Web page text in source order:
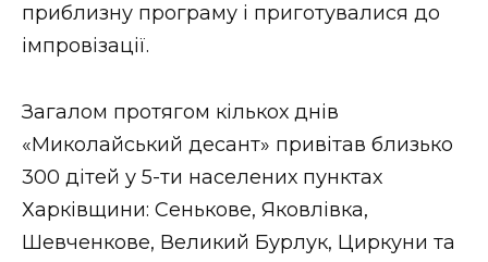
приблизну програму і приготувалися до
імпровізації.
Загалом протягом кількох днів
«Миколайський десант» привітав близько
300 дітей у 5-ти населених пунктах
Харківщини: Сенькове, Яковлівка,
Шевченкове, Великий Бурлук, Циркуни та